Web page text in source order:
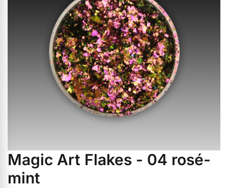
Weihnachtsmarkt anzeigen
Gel anzeigen
Gel Polish anzeigen
Zum
Anfang
der
Magic Art Flakes - 04 rosé-
mint